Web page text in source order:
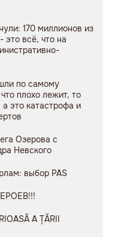
170 миллионов из
всё, что на
по самому
плохо лежит, то
это катастрофа и
Озерова с
Невского
выбор PAS
A ȚĂRII